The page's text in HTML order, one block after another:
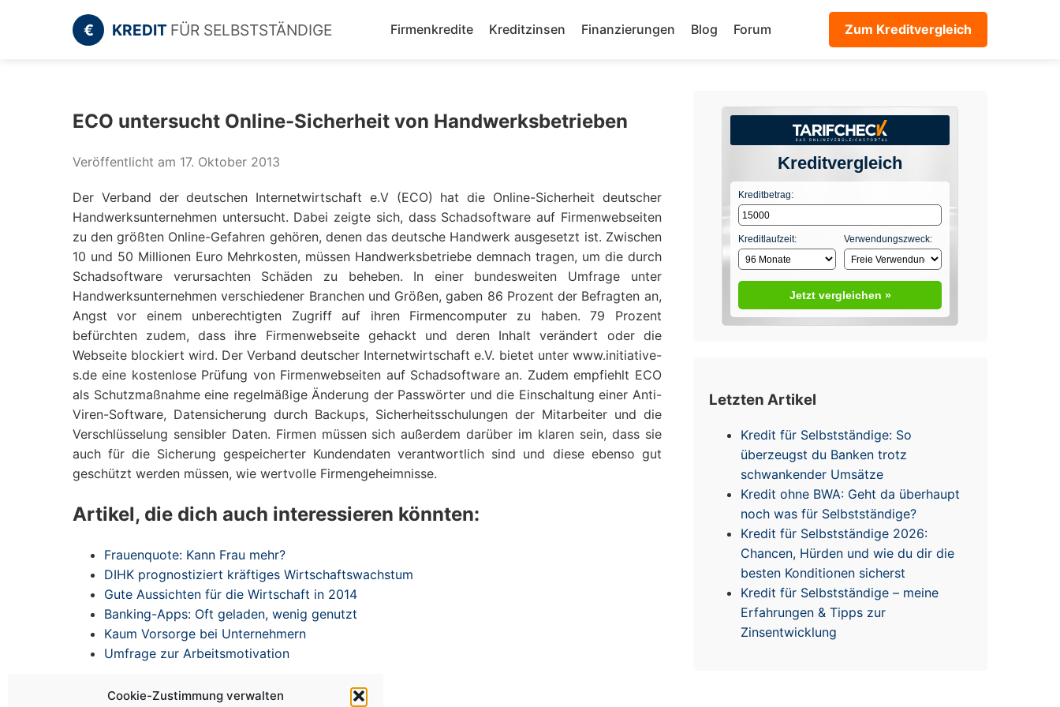
Cookie-Zustimmung verwalten
€ KREDIT FÜR SELBSTSTÄNDIGE Firmenkredite Kreditzinsen Finanzierungen Blog Forum Zum Kreditvergleich
ECO untersucht Online-Sicherheit von Handwerksbetrieben
Veröffentlicht am 17. Oktober 2013
Der Verband der deutschen Internetwirtschaft e.V (ECO) hat die Online-Sicherheit deutscher
Handwerksunternehmen untersucht. Dabei zeigte sich, dass Schadsoftware auf Firmenwebseiten
zu den größten Online-Gefahren gehören, denen das deutsche Handwerk ausgesetzt ist. Zwischen
10 und 50 Millionen Euro Mehrkosten, müssen Handwerksbetriebe demnach tragen, um die durch
Schadsoftware verursachten Schäden zu beheben. In einer bundesweiten Umfrage unter
Handwerksunternehmen verschiedener Branchen und Größen, gaben 86 Prozent der Befragten an,
Angst vor einem unberechtigten Zugriff auf ihren Firmencomputer zu haben. 79 Prozent
befürchten zudem, dass ihre Firmenwebseite gehackt und deren Inhalt verändert oder die
Webseite blockiert wird. Der Verband deutscher Internetwirtschaft e.V. bietet unter www.initiative-
s.de eine kostenlose Prüfung von Firmenwebseiten auf Schadsoftware an. Zudem empfiehlt ECO
als Schutzmaßnahme eine regelmäßige Änderung der Passwörter und die Einschaltung einer Anti-
Viren-Software, Datensicherung durch Backups, Sicherheitsschulungen der Mitarbeiter und die
Verschlüsselung sensibler Daten. Firmen müssen sich außerdem darüber im klaren sein, dass sie
auch für die Sicherung gespeicherter Kundendaten verantwortlich sind und diese ebenso gut
geschützt werden müssen, wie wertvolle Firmengeheimnisse.
Artikel, die dich auch interessieren könnten:
Frauenquote: Kann Frau mehr?
DIHK prognostiziert kräftiges Wirtschaftswachstum
Gute Aussichten für die Wirtschaft in 2014
Banking-Apps: Oft geladen, wenig genutzt
Kaum Vorsorge bei Unternehmern
Umfrage zur Arbeitsmotivation
Kreditvergleich
Kreditbetrag:
Kreditlaufzeit: Verwendungszweck:
Jetzt vergleichen »
Letzten Artikel
Kredit für Selbstständige: So
überzeugst du Banken trotz
schwankender Umsätze
Kredit ohne BWA: Geht da überhaupt
noch was für Selbstständige?
Kredit für Selbstständige 2026:
Chancen, Hürden und wie du dir die
besten Konditionen sicherst
Kredit für Selbstständige – meine
Erfahrungen & Tipps zur
Zinsentwicklung